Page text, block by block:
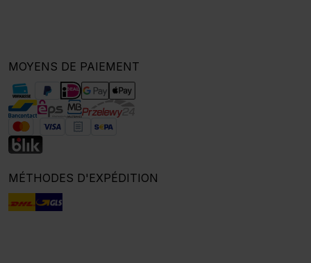
MOYENS DE PAIEMENT
MÉTHODES D'EXPÉDITION